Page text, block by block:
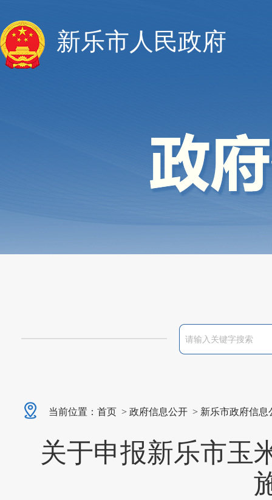
新乐市人民政府
当前位置： 首页 > 政府信息公开 > 新乐市政府信息
关于申报新乐市玉